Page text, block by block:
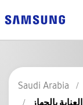
Saudi Arabia
بالجهاز